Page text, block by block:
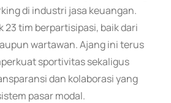
di industri jasa keuangan.
23 tim berpartisipasi, baik dari
wartawan. Ajang ini terus
sportivitas sekaligus
dan kolaborasi yang
pasar modal.